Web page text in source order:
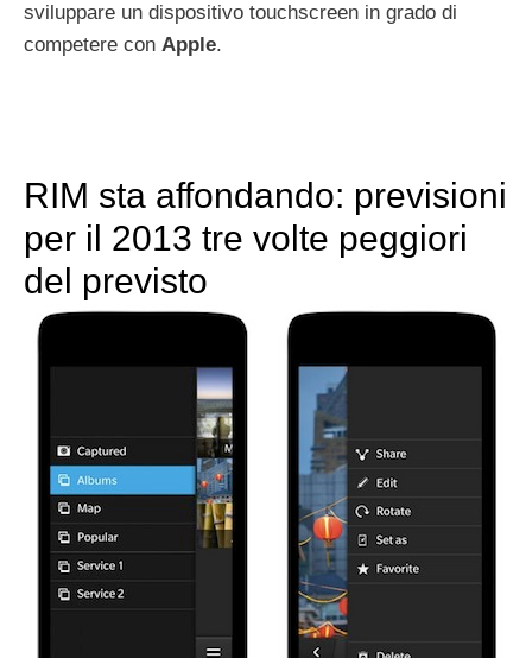
sviluppare un dispositivo touchscreen in grado di
competere con Apple.
RIM sta affondando: previsioni
per il 2013 tre volte peggiori
del previsto